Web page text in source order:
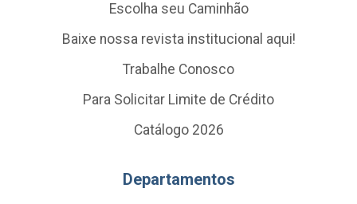
Escolha seu Caminhão
Baixe nossa revista institucional aqui!
Trabalhe Conosco
Para Solicitar Limite de Crédito
Catálogo 2026
Departamentos